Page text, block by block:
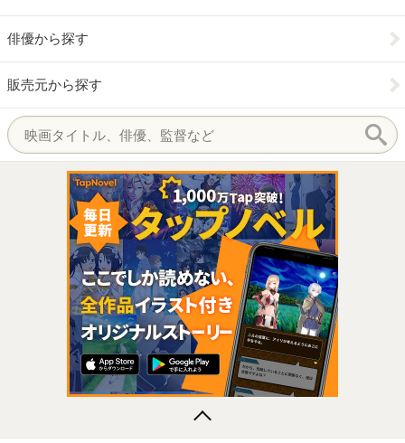
俳優から探す
販売元から探す